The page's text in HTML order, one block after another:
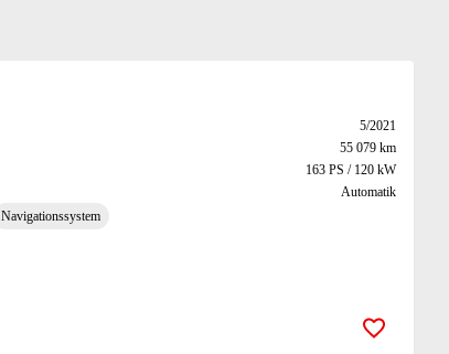
5/2021
55 079 km
163 PS / 120 kW
Automatik
Navigationssystem
Zur